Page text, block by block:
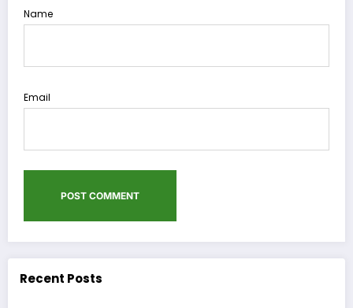
Name
Email
Recent Posts